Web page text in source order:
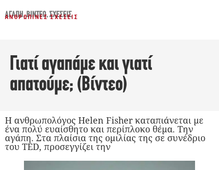
ΑΓΆΠΗ,ΒΊΝΤΕΟ,ΣΧΈΣΕΙΣ
ΑΝΘΡΏΠΙΝΕΣ ΣΧΈΣΕΙΣ
Γιατί αγαπάμε και γιατί
απατούμε; (Βίντεο)
Η ανθρωπολόγος Helen Fisher καταπιάνεται με
ένα πολύ ευαίσθητο και περίπλοκο θέμα. Την
αγάπη. Στα πλαίσια της ομιλίας της σε συνέδριο
του TED, προσεγγίζει την